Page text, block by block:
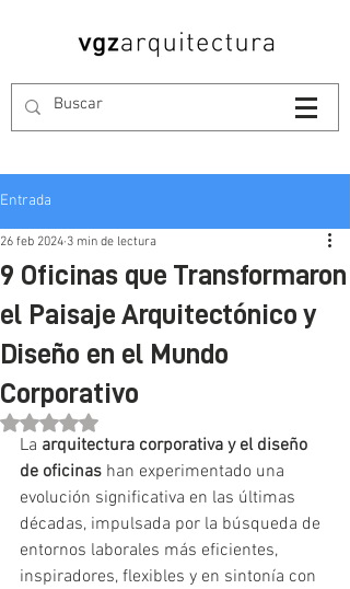
Entrada
9 Oficinas que Transformaron
el Paisaje Arquitectónico y
Diseño en el Mundo
Corporativo
26 feb 2024 3 min de lectura
Obtuvo NaN de 5 estrellas.
La arquitectura corporativa y el diseño
de oficinas han experimentado una
evolución significativa en las últimas
décadas, impulsada por la búsqueda de
entornos laborales más eficientes,
inspiradores, flexibles y en sintonía con